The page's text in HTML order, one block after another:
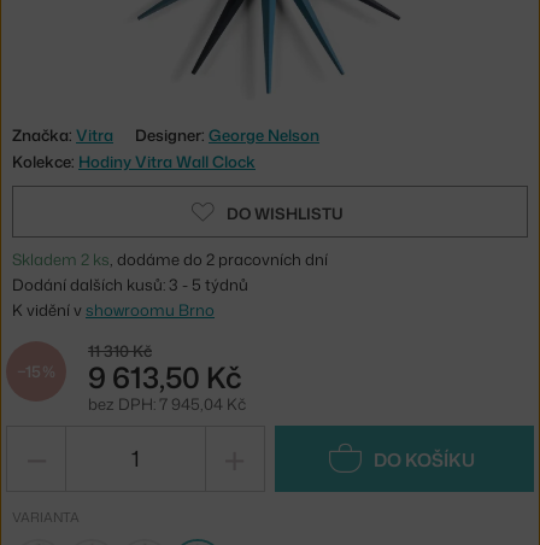
Značka: Vitra Designer: George Nelson
Kolekce: Hodiny Vitra Wall Clock
DO WISHLISTU
Skladem 2 ks , dodáme do 2 pracovních dní
Dodání dalších kusů: 3 - 5 týdnů
K vidění v showroomu Brno
−15 %
11 310 Kč
9 613,50 Kč
bez DPH: 7 945,04 Kč
DO KOŠÍKU
VARIANTA